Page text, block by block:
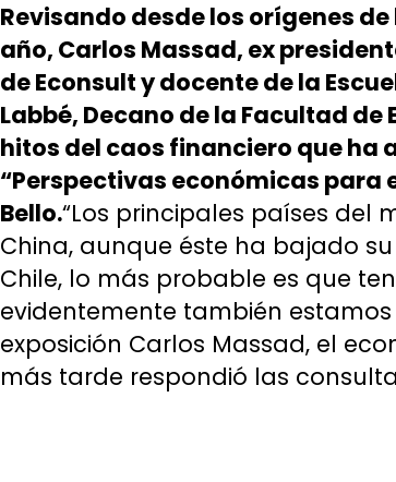
Revisando desde los orígenes
año, Carlos Massad, ex
de Econsult y docente de la
Labbé, Decano de la Facultad
hitos del caos financiero que ha
“Perspectivas económicas para
Bello.“Los principales países del
China, aunque éste ha bajado
Chile, lo más probable es que
evidentemente también estamos
exposición Carlos Massad, el
más tarde respondió las